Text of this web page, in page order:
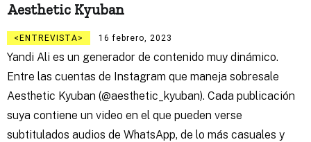
Aesthetic Kyuban
ENTREVISTA 16 febrero, 2023
Yandi Ali es un generador de contenido muy dinámico.
Entre las cuentas de Instagram que maneja sobresale
Aesthetic Kyuban (@aesthetic_kyuban). Cada publicación
suya contiene un video en el que pueden verse
subtitulados audios de WhatsApp, de lo más casuales y